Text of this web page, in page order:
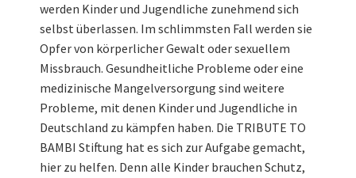
werden Kinder und Jugendliche zunehmend sich
selbst überlassen. Im schlimmsten Fall werden sie
Opfer von körperlicher Gewalt oder sexuellem
Missbrauch. Gesundheitliche Probleme oder eine
medizinische Mangelversorgung sind weitere
Probleme, mit denen Kinder und Jugendliche in
Deutschland zu kämpfen haben. Die TRIBUTE TO
BAMBI Stiftung hat es sich zur Aufgabe gemacht,
hier zu helfen. Denn alle Kinder brauchen Schutz,